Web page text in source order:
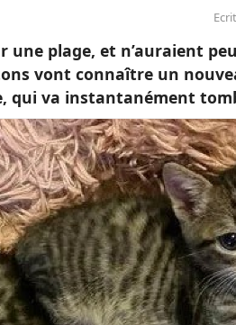
plage, et n’auraient
vont connaître un
qui va instantanément